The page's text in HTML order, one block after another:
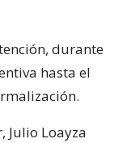
durante
hasta el
Julio Loayza